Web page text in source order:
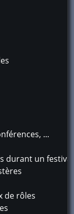
...
durant un festival
de rôles